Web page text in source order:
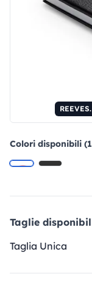
Colori disponibili
Taglie
Taglia Unica